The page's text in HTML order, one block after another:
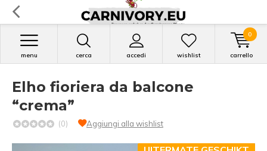
cerca accedi
menu wishlist carrello
0
Elho fioriera da balcone
“crema”
(0) Aggiungi alla wishlist